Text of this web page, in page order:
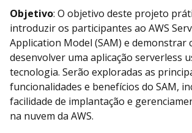
Objetivo: O objetivo deste projeto
introduzir os participantes ao AWS
Application Model (SAM) e demonstrar
desenvolver uma aplicação serverless
tecnologia. Serão exploradas as
funcionalidades e benefícios do SAM,
facilidade de implantação e
na nuvem da AWS.